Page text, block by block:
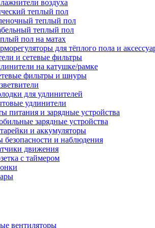
воздуха
теплый пол
теплый пол
теплый пол
пол на матах
для тёплого пола и
и сетевые фильтры
на катушке/рамке
фильтры и шнуры
для удлинителей
удлинители
питания и зарядные устройства
зарядные устройства
и аккумуляторы
безопасности и наблюдения
движения
с таймером
вентиляторы